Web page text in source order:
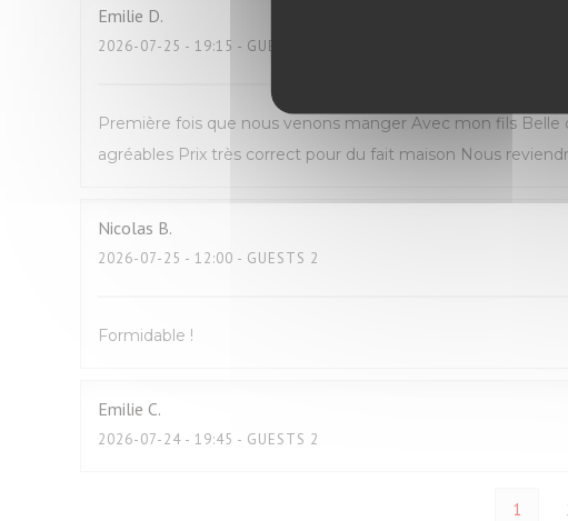
Emilie D
2026-07-25 - 19:15 - GUESTS 2
Première fois que nous venons manger Avec mon fils
agréables Prix très correct pour du fait maison Nous
Nicolas B
2026-07-25 - 12:00 - GUESTS 2
Formidable !
Emilie C
2026-07-24 - 19:45 - GUESTS 2
1